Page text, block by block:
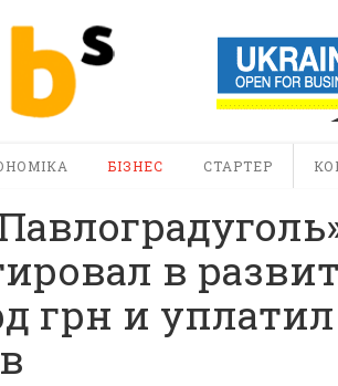
БІЗНЕС СТАРТЕР
в
грн и